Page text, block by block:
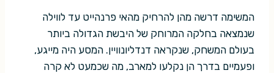
המשימה דרשה מהן להרחיק מהאי פרנהייט עד לווילה
שנמצאה בחלקה המרוחק של היבשת הגדולה ביותר
בעולם המשחק, שנקראה דנדליונוויין. המסע היה מייגע,
ופעמיים בדרך הן נקלעו למארב, מה שכמעט לא קרה